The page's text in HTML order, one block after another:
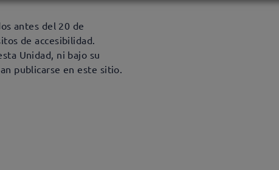
antes del 20 de
de accesibilidad.
Unidad, ni bajo su
publicarse en este sitio.